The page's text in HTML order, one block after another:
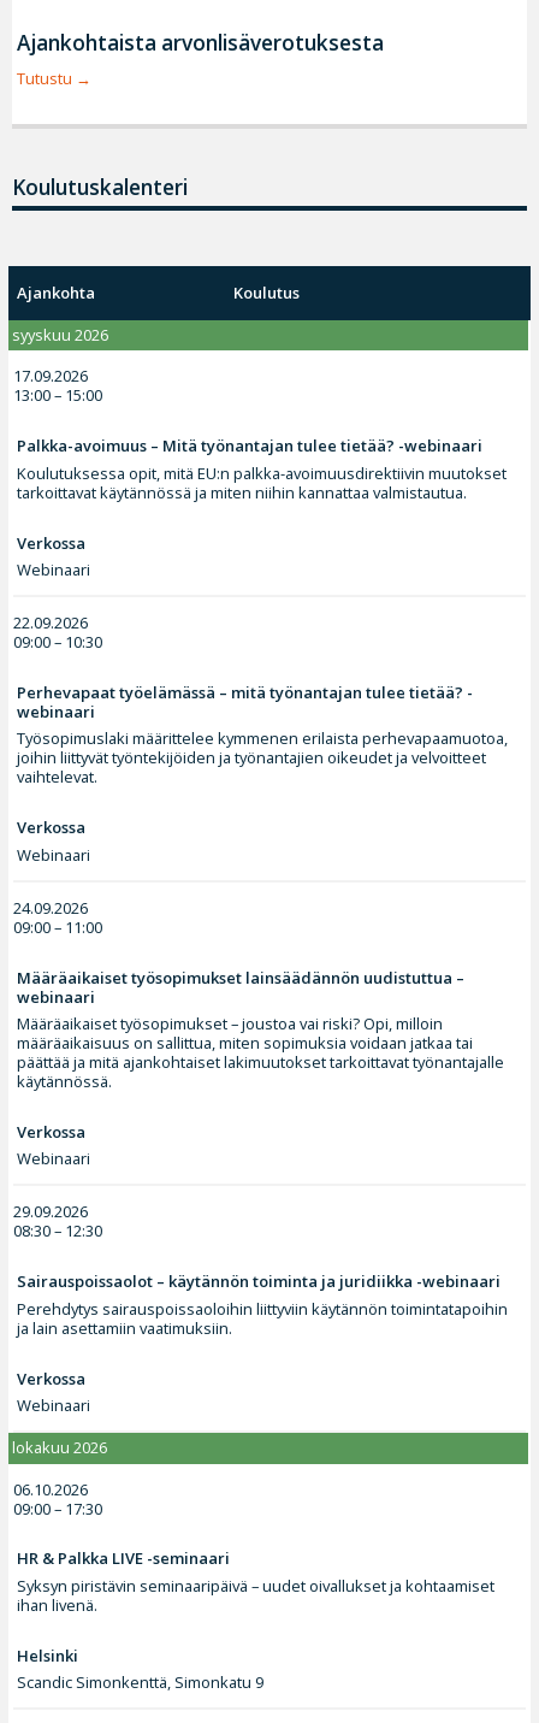
Ajankohtaista arvonlisäverotuksesta
Tutustu
Koulutuskalenteri
Ajankohta
Koulutus
syyskuu 2026
17.09.2026
13:00 – 15:00
Palkka-avoimuus – Mitä työnantajan tulee tietää? -webinaari
Koulutuksessa opit, mitä EU:n palkka-avoimuusdirektiivin muutokset
tarkoittavat käytännössä ja miten niihin kannattaa valmistautua.
Verkossa
Webinaari
22.09.2026
09:00 – 10:30
Perhevapaat työelämässä – mitä työnantajan tulee tietää? -
webinaari
Työsopimuslaki määrittelee kymmenen erilaista perhevapaamuotoa,
joihin liittyvät työntekijöiden ja työnantajien oikeudet ja velvoitteet
vaihtelevat.
Verkossa
Webinaari
24.09.2026
09:00 – 11:00
Määräaikaiset työsopimukset lainsäädännön uudistuttua –
webinaari
Määräaikaiset työsopimukset – joustoa vai riski? Opi, milloin
määräaikaisuus on sallittua, miten sopimuksia voidaan jatkaa tai
päättää ja mitä ajankohtaiset lakimuutokset tarkoittavat työnantajalle
käytännössä.
Verkossa
Webinaari
29.09.2026
08:30 – 12:30
Sairauspoissaolot – käytännön toiminta ja juridiikka -webinaari
Perehdytys sairauspoissaoloihin liittyviin käytännön toimintatapoihin
ja lain asettamiin vaatimuksiin.
Verkossa
Webinaari
lokakuu 2026
06.10.2026
09:00 – 17:30
HR & Palkka LIVE -seminaari
Syksyn piristävin seminaaripäivä – uudet oivallukset ja kohtaamiset
ihan livenä.
Helsinki
Scandic Simonkenttä, Simonkatu 9